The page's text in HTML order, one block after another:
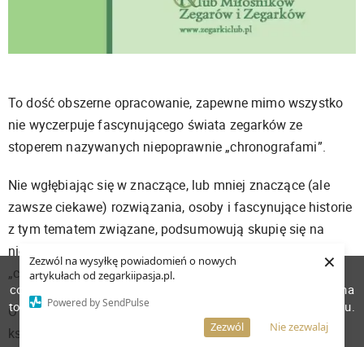
Zezwól na wysyłkę powiadomień o nowych
artykułach od zegarkiipasja.pl.
Powered by SendPulse
Nie zezwalaj
Zezwól
×
To dość obszerne opracowanie, zapewne mimo wszystko
nie wyczerpuje fascynującego świata zegarków ze
stoperem nazywanych niepoprawnie „chronografami”.
Nie wgłębiając się w znaczące, lub mniej znaczące (ale
zawsze ciekawe) rozwiązania, osoby i fascynujące historie
z tym tematem związane, podsumowują skupię się na
niepoprawności wynikającej z używania nazwy
„chronograf”, dla zegarków ze stoperem.
O tym błędnym nazewnictwie pisze po raz pierwszy, w
książce: „Czas i urządzenia do jego pomiaru” profesor
W celu poprawienia jakości usług korzystamy z plików
cookies. Pozostanie na stronie oznacza, iż wyrażasz zgodę na
to, że pliki cookies będą przechowywane w Twoim urządzeniu.
Więcej informacji